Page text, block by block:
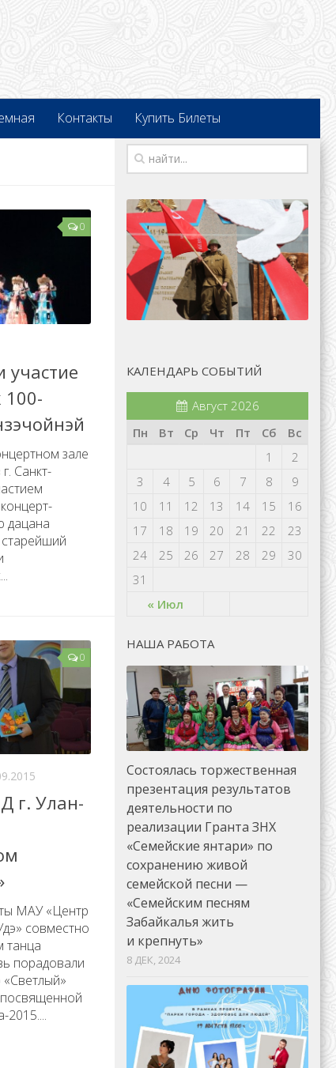
Контакты Купить Билеты
0
участие
100-
зале
Санкт-
дацана
0
г. Улан-
МАУ «Центр
совместно
танца
порадовали
2015....
КАЛЕНДАРЬ СОБЫТИЙ
Август 2026
Пн
Вт Ср Чт Пт Сб Вс
« Июл
1
2
3
4 5 6 7 8
9
10
11 12 13 14 15
16
17
18 19 20 21 22
23
24
25 26 27 28 29
30
31
НАША РАБОТА
Состоялась торжественная
презентация результатов
деятельности по
реализации Гранта ЗНХ
«Семейские янтари» по
сохранению живой
семейской песни —
«Семейским песням
Забайкалья жить
и крепнуть»
8 ДЕК, 2024